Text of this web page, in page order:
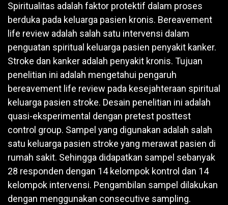
Spiritualitas adalah faktor protektif dalam proses
berduka pada keluarga pasien kronis. Bereavement
life review adalah salah satu intervensi dalam
penguatan spiritual keluarga pasien penyakit kanker.
Stroke dan kanker adalah penyakit kronis. Tujuan
penelitian ini adalah mengetahui pengaruh
bereavement life review pada kesejahteraan spiritual
keluarga pasien stroke. Desain penelitian ini adalah
quasi-eksperimental dengan pretest posttest
control group. Sampel yang digunakan adalah salah
satu keluarga pasien stroke yang merawat pasien di
rumah sakit. Sehingga didapatkan sampel sebanyak
28 responden dengan 14 kelompok kontrol dan 14
kelompok intervensi. Pengambilan sampel dilakukan
dengan menggunakan consecutive sampling.